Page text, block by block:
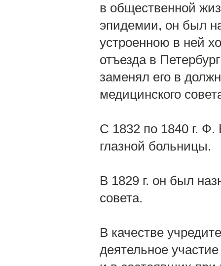
в общественной
эпидемии, он был
устроенною в ней
отъезда в
заменял его в
медицинского
С 1832 по 1840 г. Ф.
глазной больницы.
В 1829 г. он был
совета.
В качестве
деятельное